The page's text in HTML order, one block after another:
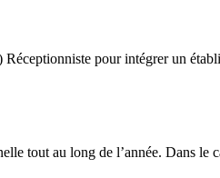
pour intégrer un
tout au long de l’année. Dans le